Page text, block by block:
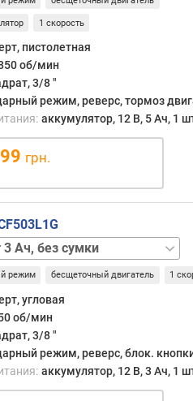
1 скорость
пистолетная
об/мин
3/8 "
режим, реверс, тормоз
аккумулятор, 12 В, 5 Ач, 1
грн.
режим бесщеточный двигатель 1
угловая
об/мин
3/8 "
режим, реверс, блок.
аккумулятор, 12 В, 3 Ач, 1